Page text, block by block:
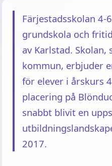
Färjestadsskolan 4-
grundskola och
av Karlstad. Skolan,
kommun, erbjuder
för elever i årskurs
placering på
snabbt blivit en
2017.